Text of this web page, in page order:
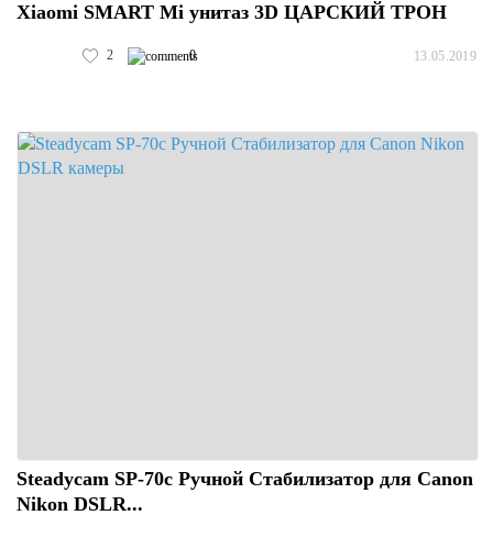
Xiaomi SMART Mi унитаз 3D ЦАРСКИЙ ТРОН
2 0 13.05.2019
Steadycam SP-70c Ручной Стабилизатор для Canon
Nikon DSLR...